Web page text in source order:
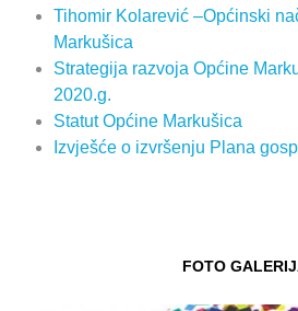
Tihomir Kolarević –Općinski
Markušica
Strategija razvoja Općine
2020.g.
Statut Općine Markušica
Izvješće o izvršenju Plana
FOTO